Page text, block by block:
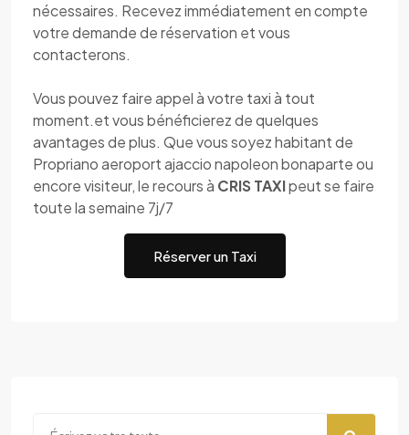
nécessaires. Recevez immédiatement en compte
votre demande de réservation et vous
contacterons.
Vous pouvez faire appel à votre taxi à tout
moment.et vous bénéficierez de quelques
avantages de plus. Que vous soyez habitant de
Propriano aeroport ajaccio napoleon bonaparte ou
encore visiteur, le recours à CRIS TAXIpeut se faire
toute la semaine 7j/7
Réserver un Taxi